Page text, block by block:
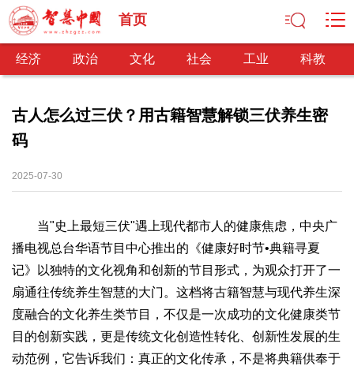
首页
经济 政治 文化 社会 工业 科教
经济
经济观察
经济转型
供给侧改革
政治
深化改革 依法治国 司法公正 民主政治
观察思考
网文推荐
文化
中华文化 核心价值 文化产业 文化事业
艺术百家
文化观察
智海钩沉
古人怎么过三伏？用古籍智慧解锁三伏养生密
码
2025-07-30
当"史上最短三伏"遇上现代都市人的健康焦虑，中央广
播电视总台华语节目中心推出的《健康好时节•典籍寻夏
记》以独特的文化视角和创新的节目形式，为观众打开了一
扇通往传统养生智慧的大门。这档将古籍智慧与现代养生深
度融合的文化养生类节目，不仅是一次成功的文化健康类节
目的创新实践，更是传统文化创造性转化、创新性发展的生
动范例，它告诉我们：真正的文化传承，不是将典籍供奉于